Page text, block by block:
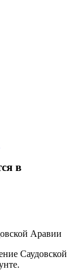
в
Аравии
Саудовской